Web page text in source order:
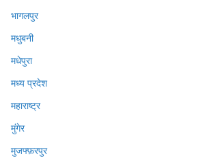
भागलपुर
मधुबनी
मधेपुरा
मध्य प्रदेश
महाराष्ट्र
मुंगेर
मुजफ्फ़रपुर